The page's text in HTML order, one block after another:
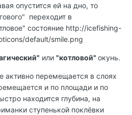
опустится ей на дно, то
переходит в
состояние http://icefishing-
default/smile.png
или "котловой" окунь.
активно перемещается в слоях
и по площади и по
находится глубина, на
ступенькой поклёвки